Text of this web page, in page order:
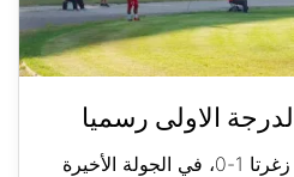
الاولى رسميا
فوز طرابلس على السلام زغرتا 1-0، في الجولة الأخيرة